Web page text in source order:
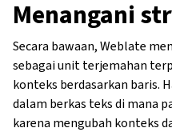
Menangani
Secara bawaan, Weblate
sebagai unit terjemahan
konteks berdasarkan baris.
dalam berkas teks di mana
karena mengubah konteks